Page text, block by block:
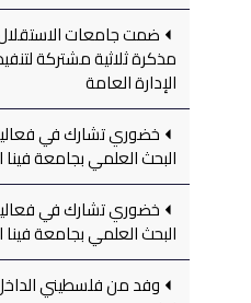
ضمت جامعات
مذكرة ثلاثية مشتركة
الإدارة العامة
خضوري تشارك في
البحث العلمي بجامعة فينا
خضوري تشارك في
البحث العلمي بجامعة فينا
وفد من فلسطيني الداخل